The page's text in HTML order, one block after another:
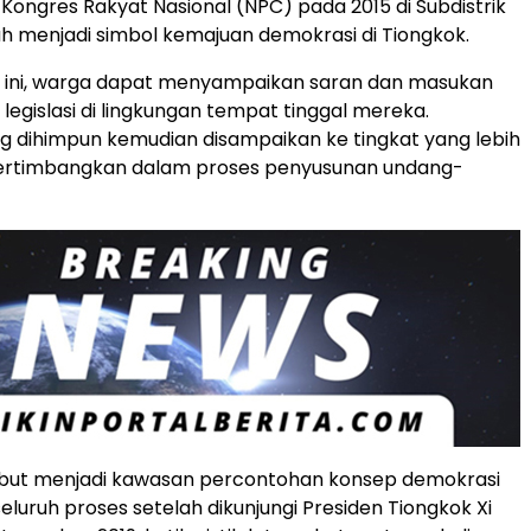
Rakyat Nasional (NPC) pada 2015 di Subdistrik
menjadi simbol kemajuan demokrasi di Tiongkok.
warga dapat menyampaikan saran dan masukan
di lingkungan tempat tinggal mereka.
dihimpun kemudian disampaikan ke tingkat yang lebih
dalam proses penyusunan undang-
menjadi kawasan percontohan konsep demokrasi
proses setelah dikunjungi Presiden Tiongkok Xi